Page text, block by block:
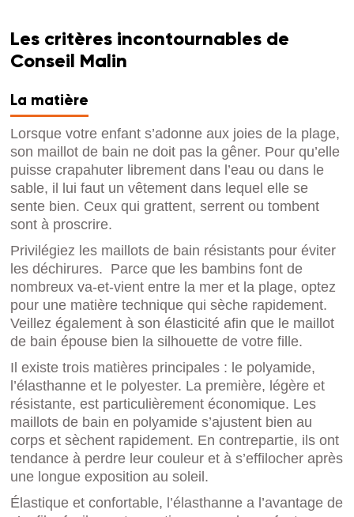
Les critères incontournables de
Conseil Malin
La matière
Lorsque votre enfant s’adonne aux joies de la plage,
son maillot de bain ne doit pas la gêner. Pour qu’elle
puisse crapahuter librement dans l’eau ou dans le
sable, il lui faut un vêtement dans lequel elle se
sente bien. Ceux qui grattent, serrent ou tombent
sont à proscrire.
Privilégiez les maillots de bain résistants pour éviter
les déchirures. Parce que les bambins font de
nombreux va-et-vient entre la mer et la plage, optez
pour une matière technique qui sèche rapidement.
Veillez également à son élasticité afin que le maillot
de bain épouse bien la silhouette de votre fille.
Il existe trois matières principales : le polyamide,
l’élasthanne et le polyester. La première, légère et
résistante, est particulièrement économique. Les
maillots de bain en polyamide s’ajustent bien au
corps et sèchent rapidement. En contrepartie, ils ont
tendance à perdre leur couleur et à s’effilocher après
une longue exposition au soleil.
Élastique et confortable, l’élasthanne a l’avantage de